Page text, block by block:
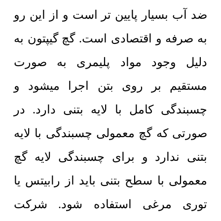
ضد آب بسیار پایین تر است و از این رو
به صرفه و اقتصادی است. گچ گیپتون به
دلیل وجود مواد پلیمری به صورت
مستقیم بر روی بتن اجرا میشود و
چسبندگی کامل با لایه بتنی دارد. در
صورتی که گچ معمولی چسبندگی با لایه
بتنی ندارد و برای چسبندگی لایه گچ
معمولی با سطح بتنی باید از رابیتس یا
توری مرغی استفاده شود. شرکت